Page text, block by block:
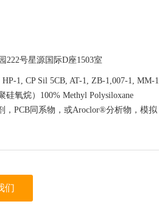
222号星源国际D座1503室
1, CP Sil 5CB, AT-1, ZB-1,007-1, MM-1
氧烷）100% Methyl Polysiloxane
，PCB同系物，或Aroclor®分析物，模拟
们